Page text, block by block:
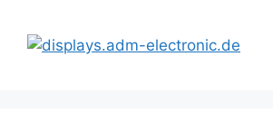
Inhalt
springen